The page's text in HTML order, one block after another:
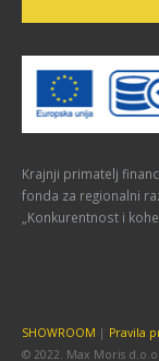
Krajnji primatelj
fonda za regionalni
„Konkurentnost i
SHOWROOM | Pravila
© 2022. Max Moris